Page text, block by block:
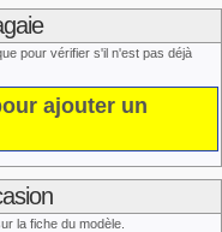
pour vérifier s'il n'est pas déjà
ajouter un
la fiche du modèle.